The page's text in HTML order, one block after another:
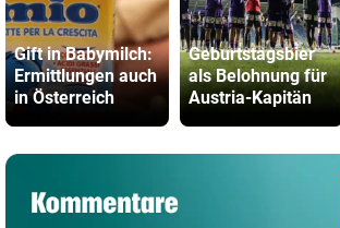
Gift in Babymilch:
Ermittlungen auch
in Österreich
Geburtstagsbier
als Belohnung für
Austria-Kapitän